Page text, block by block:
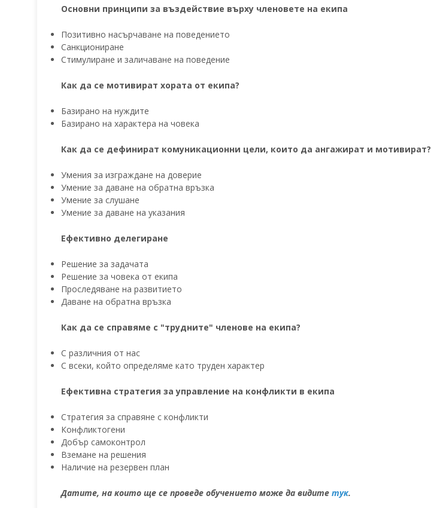
Основни принципи за въздействие върху членовете на екипа
Позитивно насърчаване на поведението
Санкциониране
Стимулиране и заличаване на поведение
Как да се мотивират хората от екипа?
Базирано на нуждите
Базирано на характера на човека
Как да се дефинират комуникационни цели, които да ангажират и мотивират?
Умения за изграждане на доверие
Умение за даване на обратна връзка
Умение за слушане
Умение за даване на указания
Ефективно делегиране
Решение за задачата
Решение за човека от екипа
Проследяване на развитието
Даване на обратна връзка
Как да се справяме с "трудните" членове на екипа?
С различния от нас
С всеки, който определяме като труден характер
Ефективна стратегия за управление на конфликти в екипа
Стратегия за справяне с конфликти
Конфликтогени
Добър самоконтрол
Вземане на решения
Наличие на резервен план
Датите, на които ще се проведе обучението може да видите тук.